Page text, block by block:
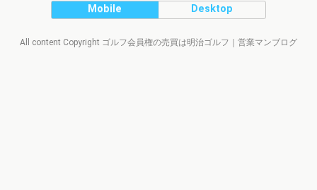
Mobile Desktop
All content Copyright ゴルフ会員権の売買は明治ゴルフ｜営業マンブログ